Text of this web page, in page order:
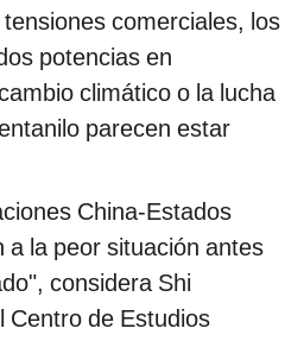
comerciales, los
potencias en
climático o la lucha
parecen estar
China-Estados
a la peor situación antes
considera Shi
Centro de Estudios